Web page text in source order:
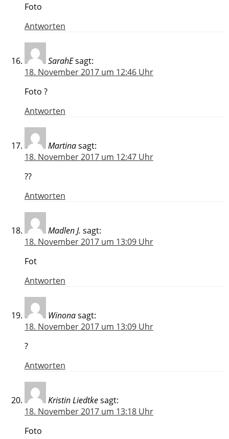
Foto
Antworten
SarahEsagt:
18. November 2017 um 12:46 Uhr
Foto ?
Antworten
Martinasagt:
18. November 2017 um 12:47 Uhr
??
Antworten
Madlen J. sagt:
18. November 2017 um 13:09 Uhr
Fot
Antworten
Winonasagt:
18. November 2017 um 13:09 Uhr
?
Antworten
Kristin Liedtkesagt:
18. November 2017 um 13:18 Uhr
Foto